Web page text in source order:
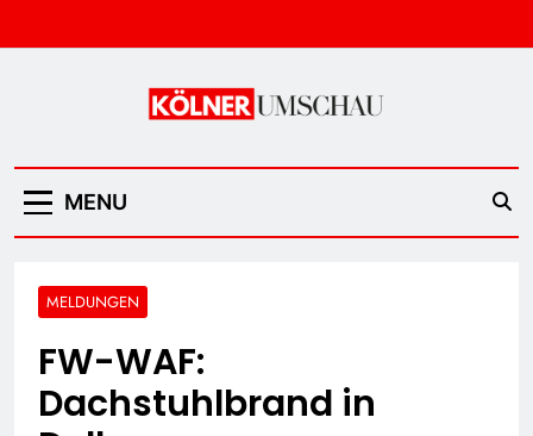
to
Kölner Umschau
MENU
MELDUNGEN
FW-WAF:
Dachstuhlbrand in